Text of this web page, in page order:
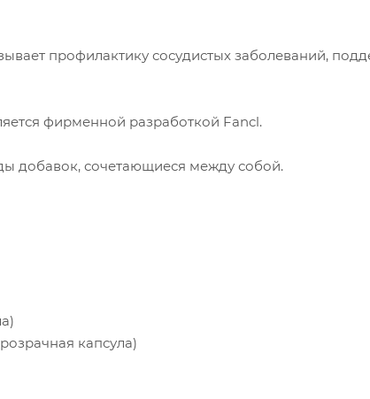
профилактику сосудистых заболеваний,
фирменной разработкой Fancl.
добавок, сочетающиеся между собой.
капсула)